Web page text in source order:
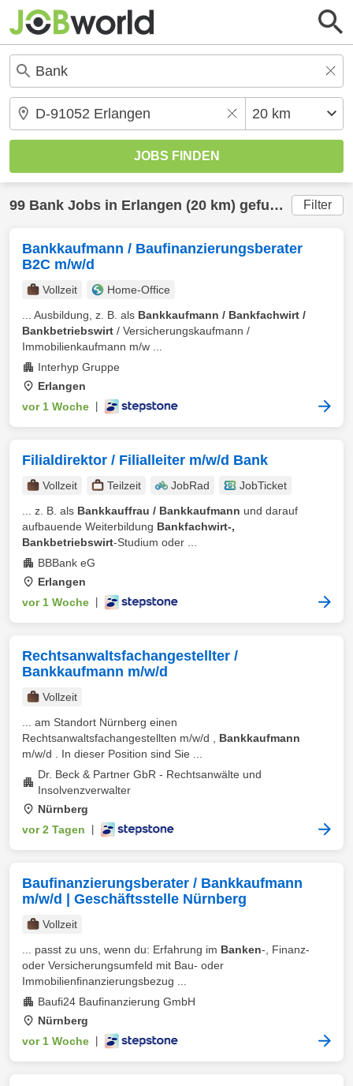
99 Bank Jobs in Erlangen (20 km) gefunden Filter
Bankkaufmann / Baufinanzierungsberater
B2C m/w/d
Vollzeit
Home-Office
... Ausbildung, z. B. als Bankkaufmann / Bankfachwirt /
Bankbetriebswirt / Versicherungskaufmann /
Immobilienkaufmann m/w ...
Interhyp Gruppe
Erlangen
vor 1 Woche
Filialdirektor / Filialleiter m/w/d Bank
Vollzeit Teilzeit JobRad
JobTicket
... z. B. als Bankkauffrau / Bankkaufmann und darauf
aufbauende Weiterbildung Bankfachwirt-,
Bankbetriebswirt-Studium oder ...
BBBank eG
Erlangen
vor 1 Woche
Rechtsanwaltsfachangestellter /
Bankkaufmann m/w/d
Vollzeit
... am Standort Nürnberg einen
Rechtsanwaltsfachangestellten m/w/d , Bankkaufmann
m/w/d . In dieser Position sind Sie ...
Dr. Beck & Partner GbR - Rechtsanwälte und
Insolvenzverwalter
Nürnberg
vor 2 Tagen
Baufinanzierungsberater / Bankkaufmann
m/w/d | Geschäftsstelle Nürnberg
Vollzeit
... passt zu uns, wenn du: Erfahrung im Banken-, Finanz-
oder Versicherungsumfeld mit Bau- oder
Immobilienfinanzierungsbezug ...
Baufi24 Baufinanzierung GmbH
Nürnberg
vor 1 Woche